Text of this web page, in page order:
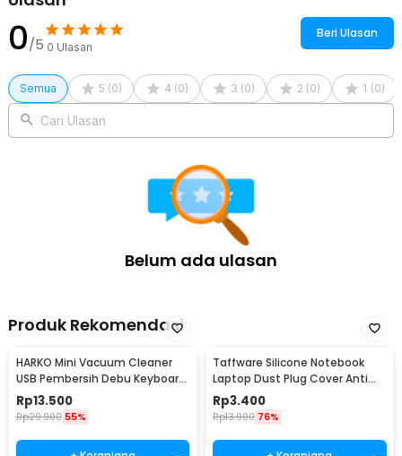
0/5 0 Ulasan
Beri Ulasan
Semua 5 (0) 4 (0) 3 (0) 2 (0) 1 (0)
Cari Ulasan
Belum ada ulasan
Produk Rekomendasi
HARKO Mini Vacuum Cleaner
USB Pembersih Debu Keyboard
Laptop PC - FD-368
Rp13.500
Rp29.900 55%
Taffware Silicone Notebook
Laptop Dust Plug Cover Anti
Debu 13 PCS - A1
Rp3.400
Rp13.900 76%